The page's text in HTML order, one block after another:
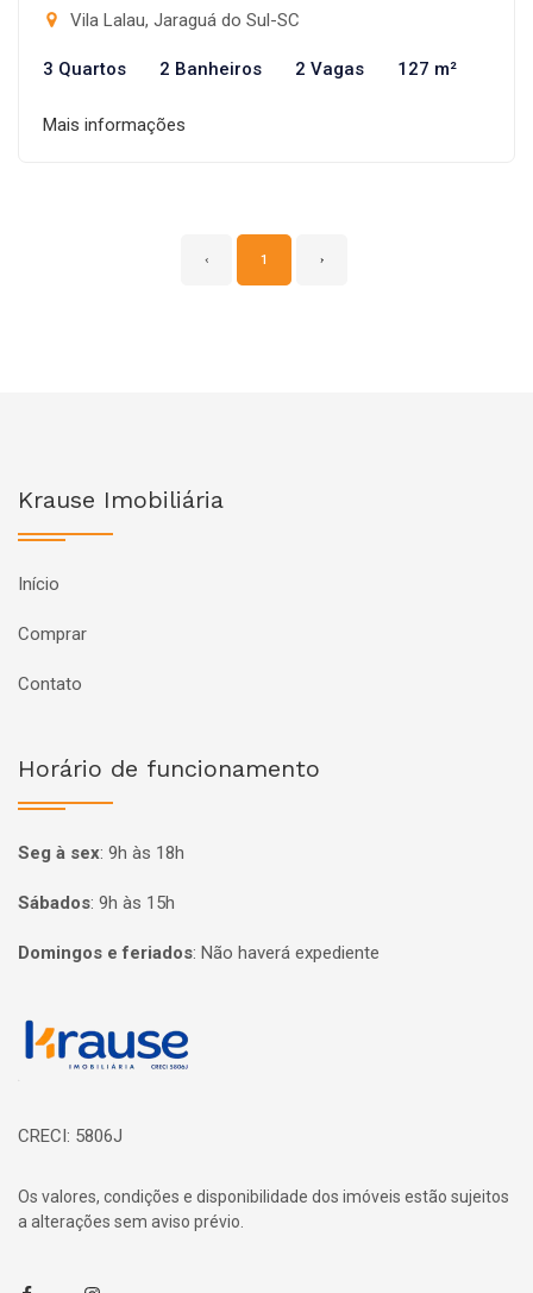
Vila Lalau, Jaraguá do Sul-SC
3 Quartos 2 Banheiros 2 Vagas 127 m²
Mais informações
‹ 1 ›
Krause Imobiliária
Início
Comprar
Contato
Horário de funcionamento
Seg à sex: 9h às 18h
Sábados: 9h às 15h
Domingos e feriados: Não haverá expediente
Página inicial
CRECI: 5806J
Os valores, condições e disponibilidade dos imóveis estão sujeitos
a alterações sem aviso prévio.